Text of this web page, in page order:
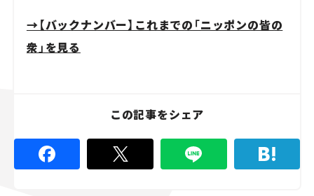
→【バックナンバー】これまでの「ニッポンの皆の
衆」を見る
この記事をシェア